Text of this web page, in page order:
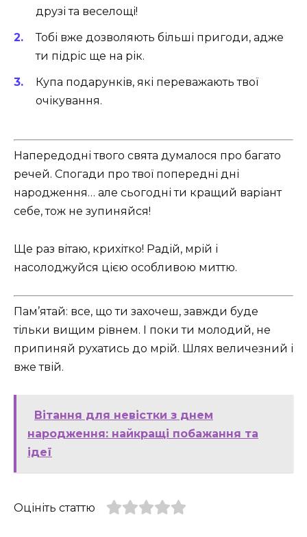
друзі та веселощі!
Тобі вже дозволяють більші пригоди, адже
ти підріс ще на рік.
Купа подарунків, які переважають твої
очікування.
Напередодні твого свята думалося про багато
речей. Спогади про твої попередні дні
народження… але сьогодні ти кращий варіант
себе, тож не зупиняйся!
Ще раз вітаю, крихітко! Радій, мрій і
насолоджуйся цією особливою миттю.
Пам’ятай: все, що ти захочеш, завжди буде
тільки вищим рівнем. І поки ти молодий, не
припиняй рухатись до мрій. Шлях величезний і
вже твій.
Вітання для невістки з днем
народження: найкращі побажання та
ідеї
Оцініть статтю